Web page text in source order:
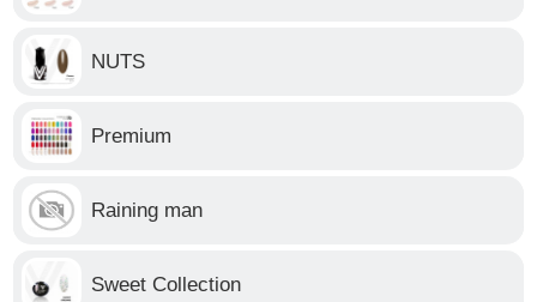
NUTS
Premium
Raining man
Sweet Collection